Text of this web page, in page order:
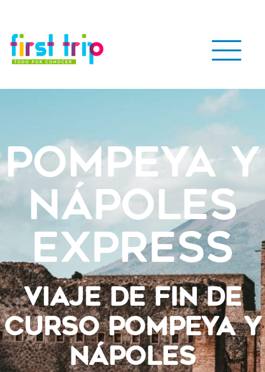
Pompeya y
Nápoles
express
VIAJE DE FIN DE
CURSO POMPEYA Y
NÁPOLES